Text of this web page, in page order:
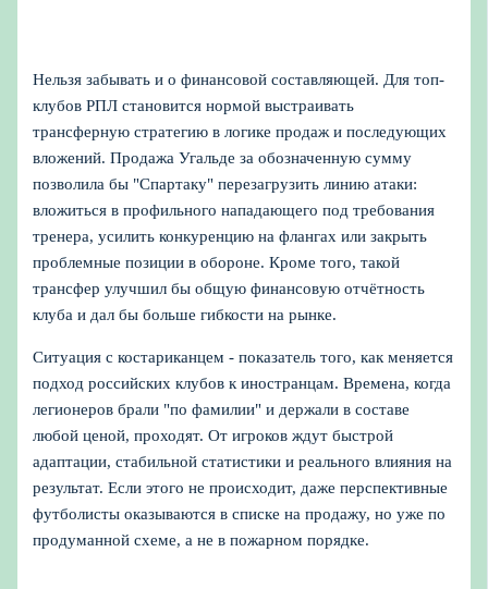
Нельзя забывать и о финансовой составляющей. Для топ-
клубов РПЛ становится нормой выстраивать
трансферную стратегию в логике продаж и последующих
вложений. Продажа Угальде за обозначенную сумму
позволила бы "Спартаку" перезагрузить линию атаки:
вложиться в профильного нападающего под требования
тренера, усилить конкуренцию на флангах или закрыть
проблемные позиции в обороне. Кроме того, такой
трансфер улучшил бы общую финансовую отчётность
клуба и дал бы больше гибкости на рынке.
Ситуация с костариканцем - показатель того, как меняется
подход российских клубов к иностранцам. Времена, когда
легионеров брали "по фамилии" и держали в составе
любой ценой, проходят. От игроков ждут быстрой
адаптации, стабильной статистики и реального влияния на
результат. Если этого не происходит, даже перспективные
футболисты оказываются в списке на продажу, но уже по
продуманной схеме, а не в пожарном порядке.